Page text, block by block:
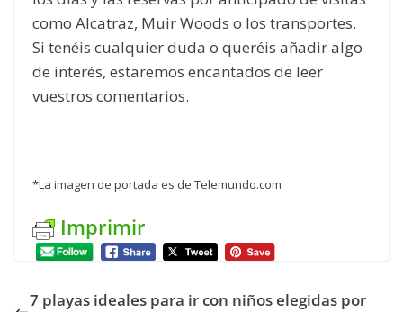
como Alcatraz, Muir Woods o los transportes.
Si tenéis cualquier duda o queréis añadir algo
de interés, estaremos encantados de leer
vuestros comentarios.
*La imagen de portada es de Telemundo.com
Imprimir
7 playas ideales para ir con niños elegidas por